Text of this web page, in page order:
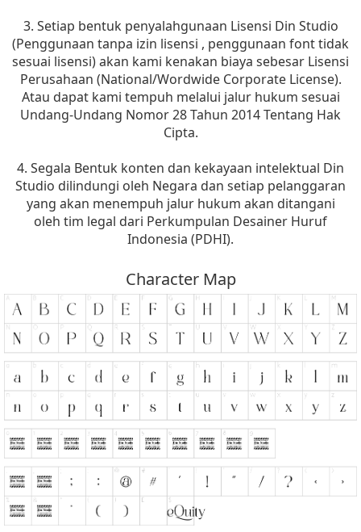
3. Setiap bentuk penyalahgunaan Lisensi Din Studio
(Penggunaan tanpa izin lisensi , penggunaan font tidak
sesuai lisensi) akan kami kenakan biaya sebesar Lisensi
Perusahaan (National/Wordwide Corporate License).
Atau dapat kami tempuh melalui jalur hukum sesuai
Undang-Undang Nomor 28 Tahun 2014 Tentang Hak
Cipta.
4. Segala Bentuk konten dan kekayaan intelektual Din
Studio dilindungi oleh Negara dan setiap pelanggaran
yang akan menempuh jalur hukum akan ditangani
oleh tim legal dari Perkumpulan Desainer Huruf
Indonesia (PDHI).
Character Map